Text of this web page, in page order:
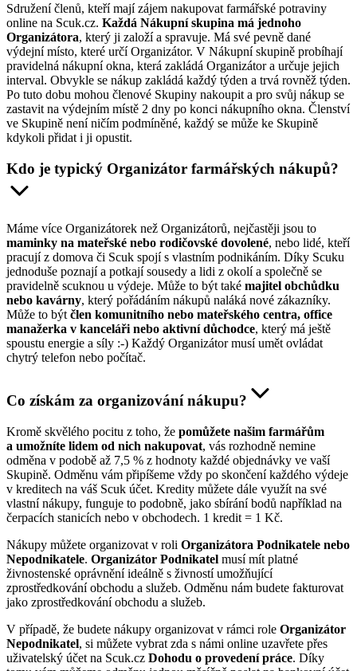
Sdružení členů, kteří mají zájem nakupovat farmářské potraviny
online na Scuk.cz. Každá Nákupní skupina má jednoho
Organizátora, který ji založí a spravuje. Má své pevně dané
výdejní místo, které určí Organizátor. V Nákupní skupině probíhají
pravidelná nákupní okna, která zakládá Organizátor a určuje jejich
interval. Obvykle se nákup zakládá každý týden a trvá rovněž týden.
Po tuto dobu mohou členové Skupiny nakoupit a pro svůj nákup se
zastavit na výdejním místě 2 dny po konci nákupního okna. Členství
ve Skupině není ničím podmíněné, každý se může ke Skupině
kdykoli přidat i ji opustit.
Kdo je typický Organizátor farmářských nákupů?
Máme více Organizátorek než Organizátorů, nejčastěji jsou to
maminky na mateřské nebo rodičovské dovolené, nebo lidé, kteří
pracují z domova či Scuk spojí s vlastním podnikáním. Díky Scuku
jednoduše poznají a potkají sousedy a lidi z okolí a společně se
pravidelně scuknou u výdeje. Může to být také majitel obchůdku
nebo kavárny, který pořádáním nákupů naláká nové zákazníky.
Může to být člen komunitního nebo mateřského centra, office
manažerka v kanceláři nebo aktivní důchodce, který má ještě
spoustu energie a síly :-) Každý Organizátor musí umět ovládat
chytrý telefon nebo počítač.
Co získám za organizování nákupu?
Kromě skvělého pocitu z toho, že pomůžete našim farmářům
a umožníte lidem od nich nakupovat, vás rozhodně nemine
odměna v podobě až 7,5 % z hodnoty každé objednávky ve vaší
Skupině. Odměnu vám připíšeme vždy po skončení každého výdeje
v kreditech na váš Scuk účet. Kredity můžete dále využít na své
vlastní nákupy, funguje to podobně, jako sbírání bodů například na
čerpacích stanicích nebo v obchodech. 1 kredit = 1 Kč.
Nákupy můžete organizovat v roli Organizátora Podnikatele nebo
Nepodnikatele. Organizátor Podnikatel musí mít platné
živnostenské oprávnění ideálně s živností umožňující
zprostředkování obchodu a služeb. Odměnu nám budete fakturovat
jako zprostředkování obchodu a služeb.
V případě, že budete nákupy organizovat v rámci role Organizátor
Nepodnikatel, si můžete vybrat zda s námi online uzavřete přes
uživatelský účet na Scuk.cz Dohodu o provedení práce. Díky